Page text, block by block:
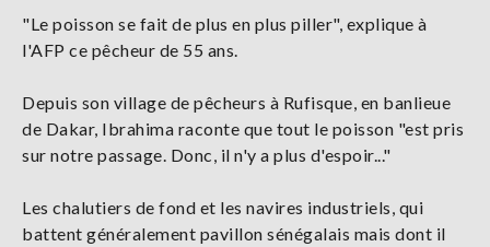
"Le poisson se fait de plus en plus piller", explique à
l'AFP ce pêcheur de 55 ans.
Depuis son village de pêcheurs à Rufisque, en banlieue
de Dakar, Ibrahima raconte que tout le poisson "est pris
sur notre passage. Donc, il n'y a plus d'espoir..."
Les chalutiers de fond et les navires industriels, qui
battent généralement pavillon sénégalais mais dont il